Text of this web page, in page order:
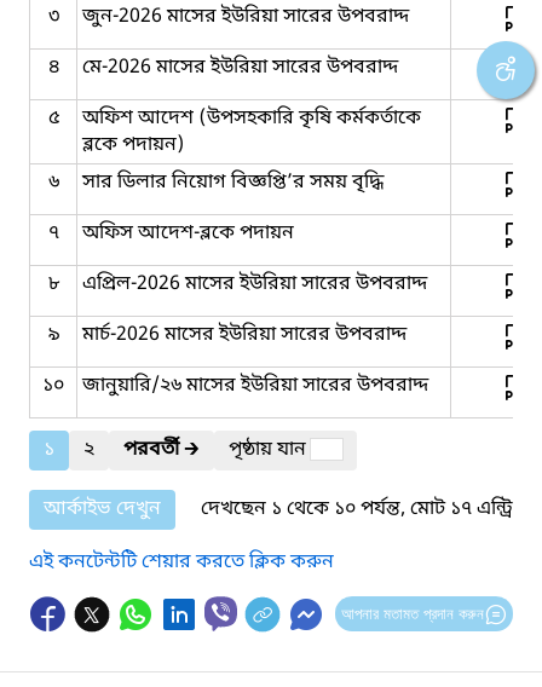
৩
জুন-2026 মাসের ইউরিয়া সারের উপবরাদ্দ
৪
মে-2026 মাসের ইউরিয়া সারের উপবরাদ্দ
৫
অফিশ আদেশ (উপসহকারি কৃষি কর্মকর্তাকে
ব্লকে পদায়ন)
৬
সার ডিলার নিয়োগ বিজ্ঞপ্তি’র সময় বৃদ্ধি
৭
অফিস আদেশ-ব্লকে পদায়ন
৮
এপ্রিল-2026 মাসের ইউরিয়া সারের উপবরাদ্দ
৯
মার্চ-2026 মাসের ইউরিয়া সারের উপবরাদ্দ
১০
জানুয়ারি/২৬ মাসের ইউরিয়া সারের উপবরাদ্দ
১ ২ পরবর্তী🡲 পৃষ্ঠায় যান
আর্কাইভ দেখুন
দেখছেন ১ থেকে ১০ পর্যন্ত, মোট ১৭ এন্ট্রি
এই কনটেন্টটি শেয়ার করতে ক্লিক করুন
আপনার মতামত প্রদান করুন